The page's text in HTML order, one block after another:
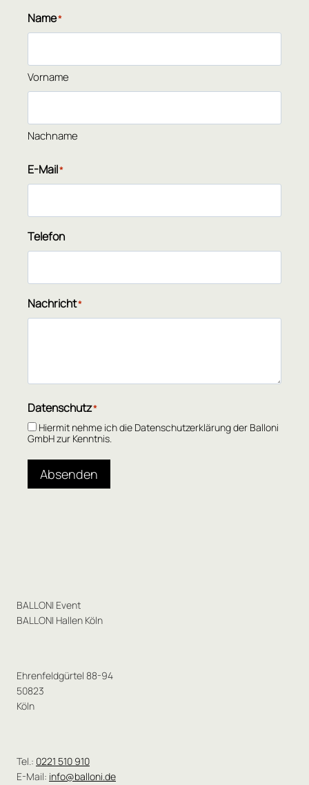
Name*
Vorname
Nachname
E-Mail*
Telefon
Nachricht*
Datenschutz*
Hiermit nehme ich die Datenschutzerklärung der Balloni
GmbH zur Kenntnis.
Absenden
BALLONI Event
BALLONI Hallen Köln
Ehrenfeldgürtel 88-94
50823
Köln
Tel.: 0221 510 910
E-Mail: info@balloni.de